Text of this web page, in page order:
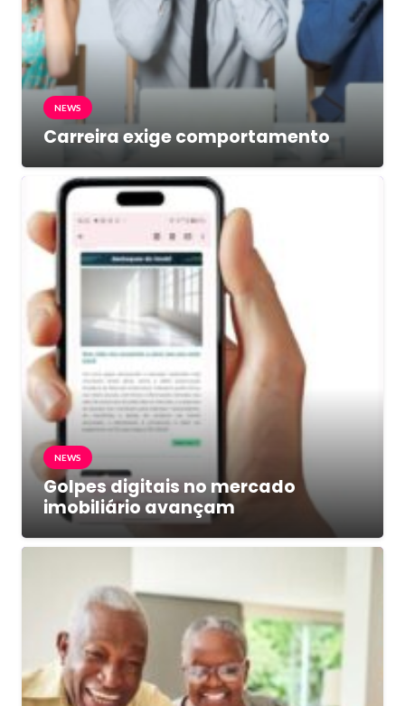
NEWS
Carreira exige comportamento
NEWS
Golpes digitais no mercado
imobiliário avançam